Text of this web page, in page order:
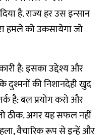
है. राज्य हर उस इन्सान
हमले को उकसायेगा जो
है: इसका उद्देश्य और
दुश्मनों की निशानदेही खुद
है: बल प्रयोग करो और
ठीक. अगर यह सफल नहीं
वैचारिक रूप से इन्हें और